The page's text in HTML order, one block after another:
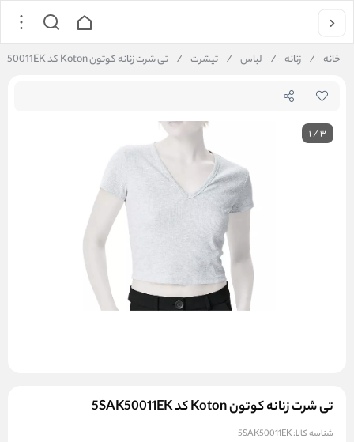
خانه / زنانه / لباس / تیشرت / تی شرت زنانه کوتون Koton کد 5SAK50011EK
1/3
تی شرت زنانه کوتون Koton کد 5SAK50011EK
شناسه کالا:5SAK50011EK